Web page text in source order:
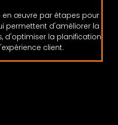
en œuvre par étapes pour
permettent d'améliorer la
d'optimiser la planification
client.